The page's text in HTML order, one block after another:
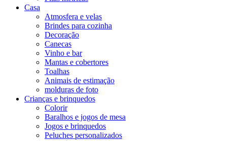
Casa
Atmosfera e velas
Brindes para cozinha
Decoração
Canecas
Vinho e bar
Mantas e cobertores
Toalhas
Animais de estimação
molduras de foto
Crianças e brinquedos
Colorir
Baralhos e jogos de mesa
Jogos e brinquedos
Peluches personalizados